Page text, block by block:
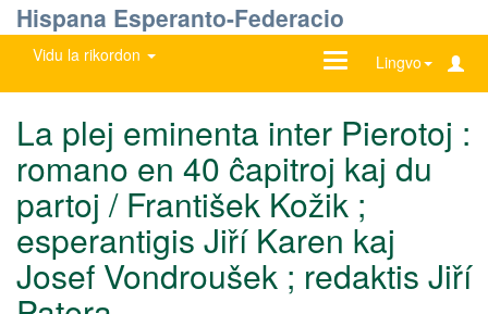
Hispana Esperanto-Federacio
Vidu la rikordon Lingvo
Ŝanĝu
La plej eminenta inter Pierotoj :
romano en 40 ĉapitroj kaj du
partoj / František Kožik ;
esperantigis Jiří Karen kaj
Josef Vondroušek ; redaktis Jiří